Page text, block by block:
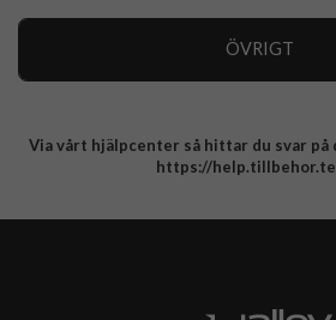
ÖVRIGT
Integritetspolicy
Via vårt hjälpcenter så hittar du svar på
https://